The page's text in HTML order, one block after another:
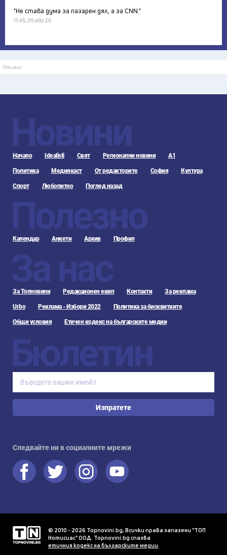
"Не става дума за пазарен дял, а за CNN."
11:45, 05 авг 26
Реклама
Новини
Начало Idealisti Свят Регионални новини А1
Политика Медиякаст От редакторите София Култура
Спорт Любопитно Поглед назад
Полезно
Календар Анкети Архив Профил
За нас
За Топновини Редакционен екип Контакти За реклама
Urbo Реклама - Избори 2022 Политика за бисквитките
Общи условия Етичен кодекс на българските медии
Бюлетин
Изпратете
Следвайте ни в социалните мрежи
© 2010 - 2026 Topnovini.bg, Всички права запазени "ТОП
Нотисиас" ООД. Topnovini.bg спазва
етичния кодекс на българските медии.